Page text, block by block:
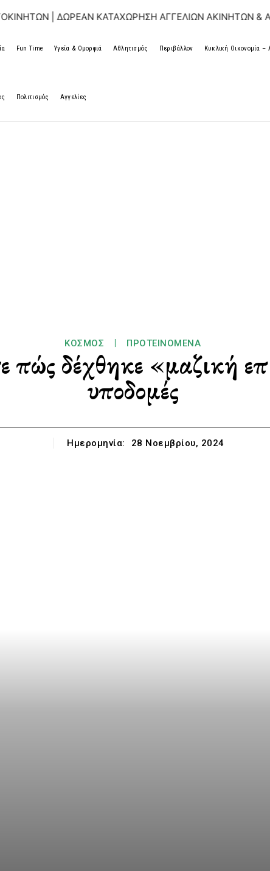
| ΔΩΡΕΑΝ ΚΑΤΑΧΩΡΗΣΗ ΑΓΓΕΛΙΩΝ ΑΚΙΝΗΤΩΝ &
Fun Time Υγεία & Ομορφιά Αθλητισμός Περιβάλλον Κυκλική Οικονομία
Πολιτισμός Αγγελίες
ΚΌΣΜΟΣ ΠΡΟΤΕΙΝΌΜΕΝΑ
δέχθηκε «μαζική
υποδομές
Ημερομηνία: 28 Νοεμβρίου, 2024